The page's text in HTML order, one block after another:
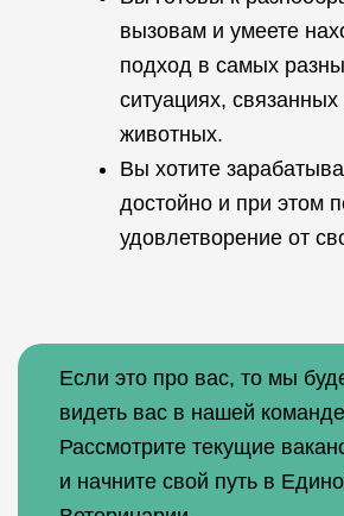
вызовам и умеете
подход в самых
ситуациях, связанных
животных.
Вы хотите
достойно и при этом
удовлетворение от
Если это про вас, то мы
видеть вас в нашей
Рассмотрите текущие
и начните свой путь в